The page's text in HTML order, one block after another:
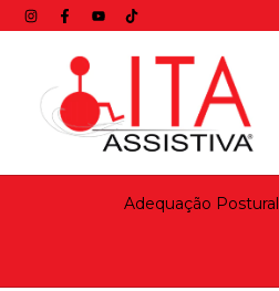
Adequação Postural